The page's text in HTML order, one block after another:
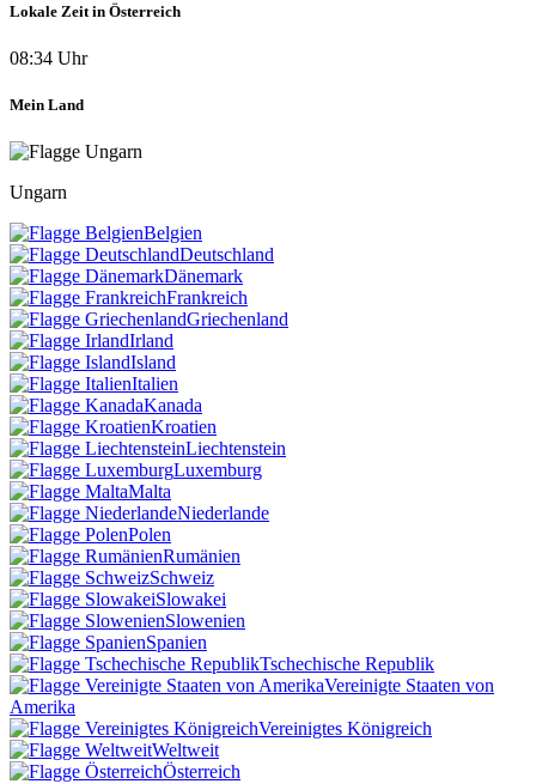
Lokale Zeit in Österreich
08:34 Uhr
Mein Land
Ungarn
Belgien
Deutschland
Dänemark
Frankreich
Griechenland
Irland
Island
Italien
Kanada
Kroatien
Liechtenstein
Luxemburg
Malta
Niederlande
Polen
Rumänien
Schweiz
Slowakei
Slowenien
Spanien
Tschechische Republik
Vereinigte Staaten von
Amerika
Vereinigtes Königreich
Weltweit
Österreich